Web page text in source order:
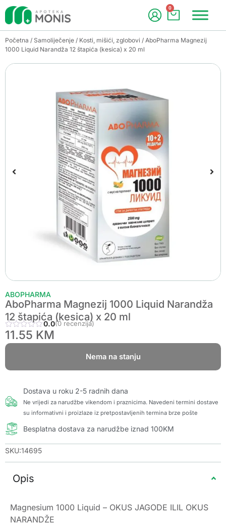
0
Početna / Samoliječenje / Kosti, mišići, zglobovi / AboPharma Magnezij
1000 Liquid Narandža 12 štapića (kesica) x 20 ml
ABOPHARMA
AboPharma Magnezij 1000 Liquid Narandža
12 štapića (kesica) x 20 ml
0.0(0 recenzija)
11.55 KM
Nema na stanju
Dostava u roku 2-5 radnih dana
Ne vrijedi za narudžbe vikendom i praznicima. Navedeni termini dostave
su informativni i proizlaze iz pretpostavljenih termina brze pošte
Besplatna dostava za narudžbe iznad 100KM
SKU:14695
Opis
Magnesium 1000 Liquid – OKUS JAGODE ILIL OKUS
NARANDŽE